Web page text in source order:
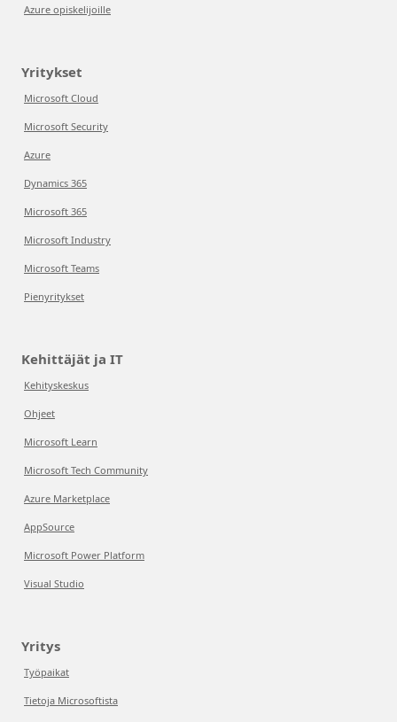
Azure opiskelijoille
Yritykset
Microsoft Cloud
Microsoft Security
Azure
Dynamics 365
Microsoft 365
Microsoft Industry
Microsoft Teams
Pienyritykset
Kehittäjät ja IT
Kehityskeskus
Ohjeet
Microsoft Learn
Microsoft Tech Community
Azure Marketplace
AppSource
Microsoft Power Platform
Visual Studio
Yritys
Työpaikat
Tietoja Microsoftista